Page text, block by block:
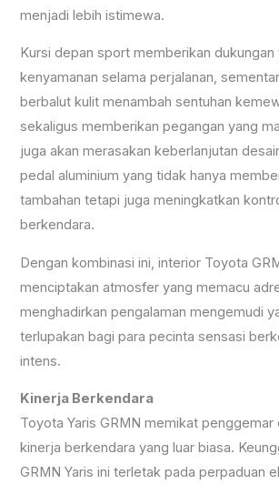
menjadi lebih istimewa.
Kursi depan sport memberikan dukungan
kenyamanan selama perjalanan,
berbalut kulit menambah sentuhan
sekaligus memberikan pegangan yang
juga akan merasakan keberlanjutan
pedal aluminium yang tidak hanya
tambahan tetapi juga meningkatkan
berkendara.
Dengan kombinasi ini, interior Toyota
menciptakan atmosfer yang memacu
menghadirkan pengalaman mengemudi
terlupakan bagi para pecinta sensasi
intens.
Kinerja Berkendara
Toyota Yaris GRMN memikat
kinerja berkendara yang luar biasa.
GRMN Yaris ini terletak pada perpaduan